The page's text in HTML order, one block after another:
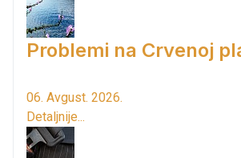
Problemi na Crvenoj
06. Avgust. 2026.
Detaljnije...